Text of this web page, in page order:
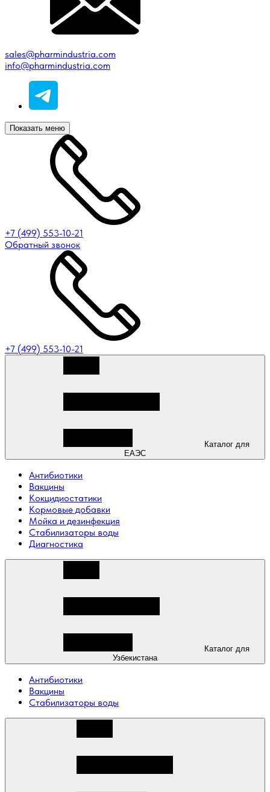
sales@pharmindustria.com
info@pharmindustria.com
Показать меню
+7 (499) 553-10-21
Обратный звонок
+7 (499) 553-10-21
ЕАЭС
Антибиотики
Вакцины
Кокцидиостатики
Кормовые добавки
Мойка и дезинфекция
Стабилизаторы воды
Диагностика
Узбекистана
Антибиотики
Вакцины
Стабилизаторы воды